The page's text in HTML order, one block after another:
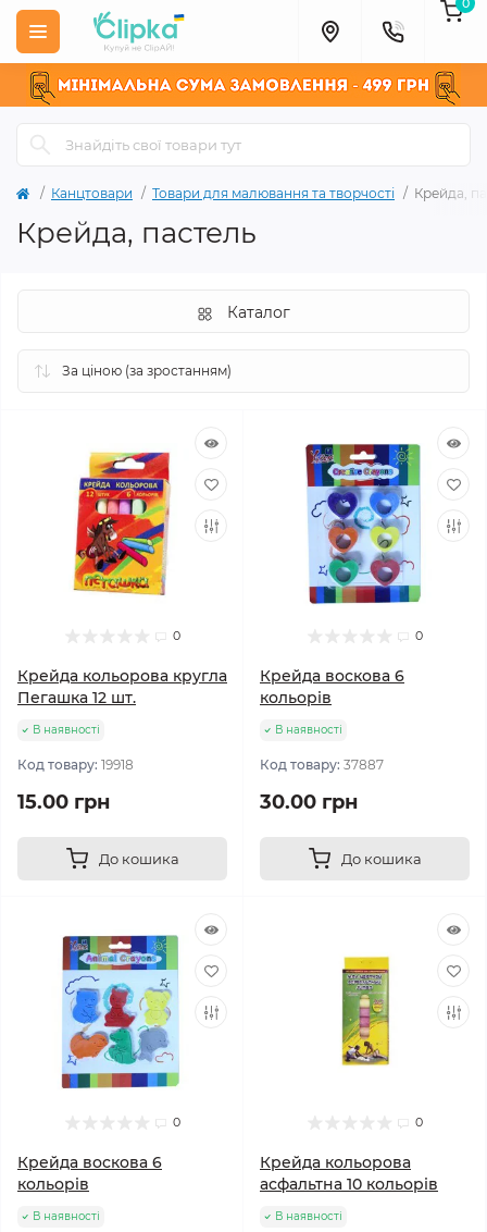
Канцтовари Товари для малювання та творчості Крейда,
Крейда, пастель
Каталог
0
Крейда кольорова кругла
Пегашка 12 шт.
В наявності
Код товару: 19918
15.00 грн
До кошика
0
Крейда воскова 6
кольорів
В наявності
Код товару: 37887
30.00 грн
До кошика
0
Крейда воскова 6
кольорів
В наявності
0
Крейда кольорова
асфальтна 10 кольорів
В наявності